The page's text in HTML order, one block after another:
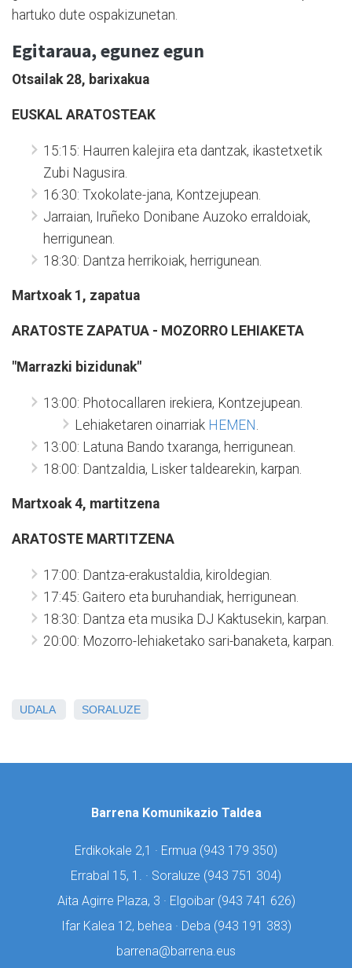
hartuko dute ospakizunetan.
Egitaraua, egunez egun
Otsailak 28, barixakua
EUSKAL ARATOSTEAK
15:15: Haurren kalejira eta dantzak, ikastetxetik
Zubi Nagusira.
16:30: Txokolate-jana, Kontzejupean.
Jarraian, Iruñeko Donibane Auzoko erraldoiak,
herrigunean.
18:30: Dantza herrikoiak, herrigunean.
Martxoak 1, zapatua
ARATOSTE ZAPATUA - MOZORRO LEHIAKETA
"Marrazki bizidunak"
13:00: Photocallaren irekiera, Kontzejupean.
Lehiaketaren oinarriak HEMEN
13:00: Latuna Bando txaranga, herrigunean.
18:00: Dantzaldia, Lisker taldearekin, karpan.
Martxoak 4, martitzena
ARATOSTE MARTITZENA
17:00: Dantza-erakustaldia, kiroldegian.
17:45: Gaitero eta buruhandiak, herrigunean.
18:30: Dantza eta musika DJ Kaktusekin, karpan.
20:00: Mozorro-lehiaketako sari-banaketa, karpan.
UDALA SORALUZE
Barrena Komunikazio Taldea
Erdikokale 2,1 · Ermua (943 179 350)
Errabal 15, 1. · Soraluze (943 751 304)
Aita Agirre Plaza, 3 · Elgoibar (943 741 626)
Ifar Kalea 12, behea · Deba (943 191 383)
barrena@barrena.eus